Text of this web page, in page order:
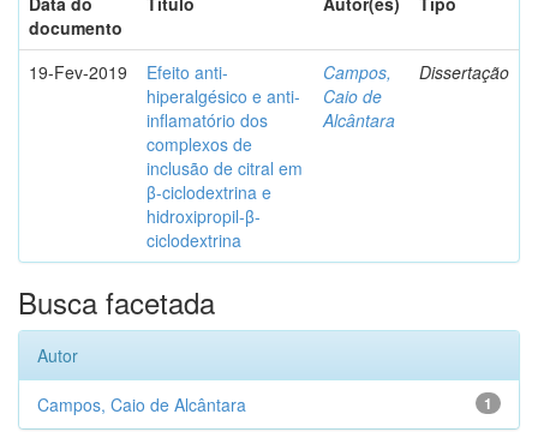
documento
19-Fev-2019
Efeito anti-
hiperalgésico e anti-
inflamatório dos
complexos de
inclusão de citral em
β-ciclodextrina e
hidroxipropil-β-
ciclodextrina
Campos,
Caio de
Alcântara
Dissertação
Busca facetada
Autor
1
Campos, Caio de Alcântara